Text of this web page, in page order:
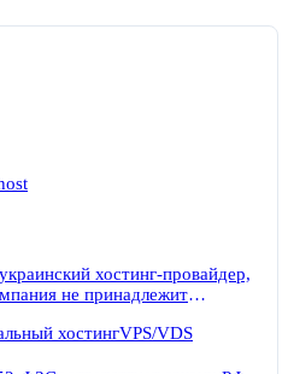
хостинг-провайдер,
не принадлежит
зарегистрировано в Киеве,
производственные
хостингVPS/VDS